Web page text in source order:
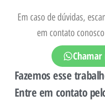
Em caso de dúvidas,
em contato
Fazemos esse
Entre em contato